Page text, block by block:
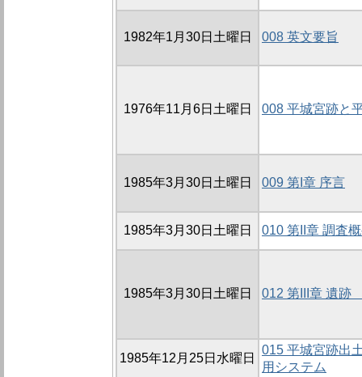
1982年1月30日土曜日 008 英文要旨
1976年11月6日土曜日 008 平城宮跡と
1985年3月30日土曜日 009 第I章 序言
1985年3月30日土曜日 010 第II章 調査
1985年3月30日土曜日 012 第III章 遺跡
1985年12月25日水曜日
015 平城宮跡出
用システム